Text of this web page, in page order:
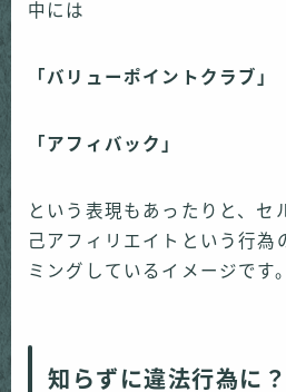
中には
「バリューポイントクラブ」
「アフィバック」
という表現もあったりと、セ
己アフィリエイトという行為
ミングしているイメージです。
知らずに違法行為に